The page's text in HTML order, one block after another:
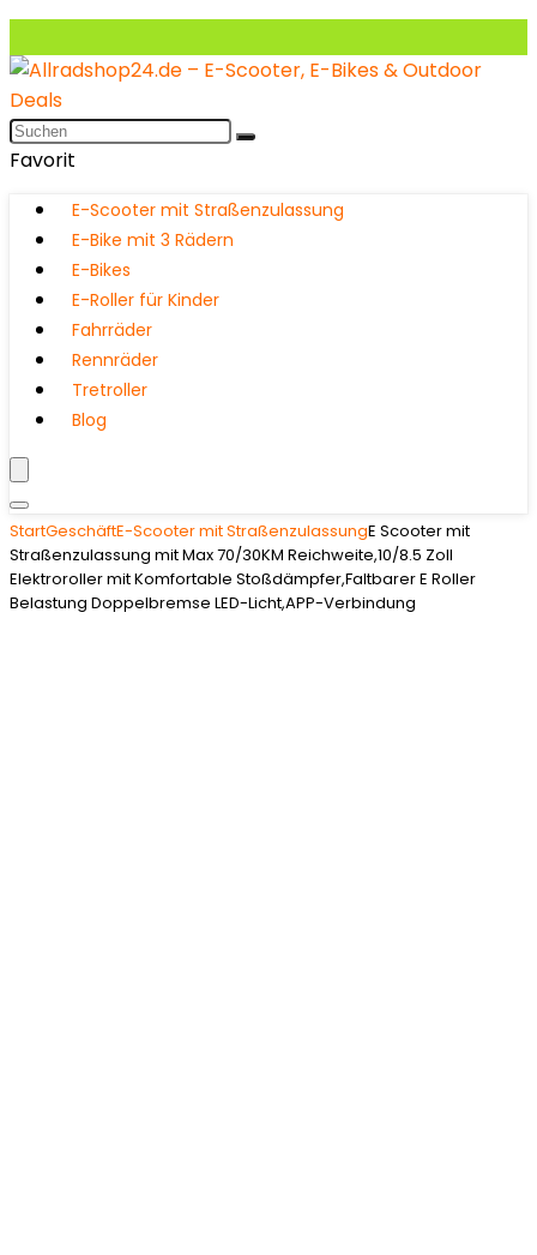
Favorit
E-Scooter mit Straßenzulassung
E-Bike mit 3 Rädern
E-Bikes
E-Roller für Kinder
Fahrräder
Rennräder
Tretroller
Blog
StartGeschäftE-Scooter mit StraßenzulassungE Scooter mit
Straßenzulassung mit Max 70/30KM Reichweite,10/8.5 Zoll
Elektroroller mit Komfortable Stoßdämpfer,Faltbarer E Roller
Belastung Doppelbremse LED-Licht,APP-Verbindung